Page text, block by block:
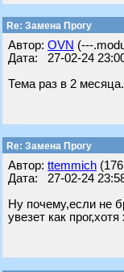
Re: Замена Прогу
Автор: OVN (---
Дата: 27-02-24
Тема раз в 2
Re: Замена Прогу
Автор: ttemmich
Дата: 27-02-24
Ну почему,если не
увезет как